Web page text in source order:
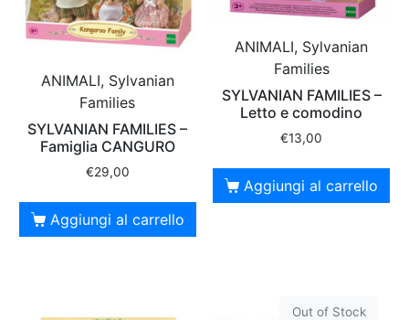
ANIMALI, Sylvanian
Families
SYLVANIAN FAMILIES –
Famiglia CANGURO
€29,00
Aggiungi al carrello
ANIMALI, Sylvanian
Families
SYLVANIAN FAMILIES –
Letto e comodino
€13,00
Aggiungi al carrello
Out of Stock